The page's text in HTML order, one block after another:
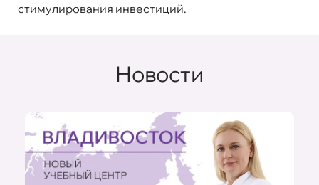
стимулирования инвестиций.
Новости